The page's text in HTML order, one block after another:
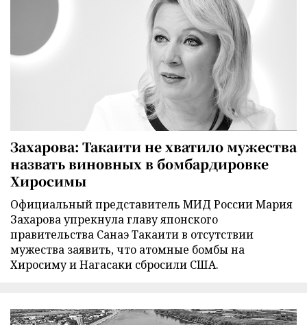
Захарова: Такаити не хватило мужества
назвать виновных в бомбардировке
Хиросимы
Официальный представитель МИД России Мария
Захарова упрекнула главу японского
правительства Санаэ Такаити в отсутствии
мужества заявить, что атомные бомбы на
Хиросиму и Нагасаки сбросили США.